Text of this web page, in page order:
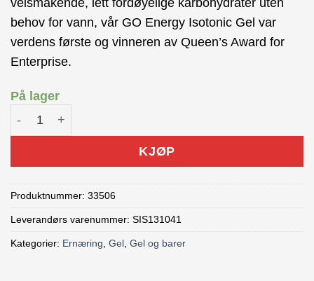
velsmakende, lett fordøyelige karbohydrater uten
behov for vann, vår GO Energy Isotonic Gel var
verdens første og vinneren av Queen’s Award for
Enterprise.
På lager
SIS Go Isoton Energy Gel Sitron/Lime antall
KJØP
Produktnummer: 33506
Leverandørs varenummer: SIS131041
Kategorier: Ernæring Gel Gel og barer